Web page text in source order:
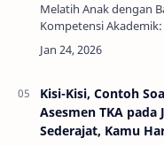
Melatih Anak dengan
Kompetensi
Pribadi SiswaBahasa
internasional yang
Kisi-Kisi, Contoh
Asesmen TKA pada
Sederajat, Kamu